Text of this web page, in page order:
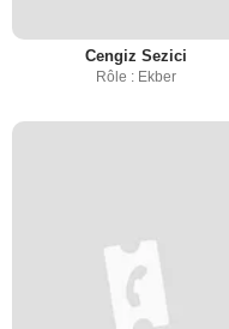
Cengiz Sezici
Rôle : Ekber